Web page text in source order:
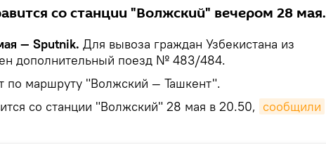
со станции "Волжский" вечером 28 мая.
— Sputnik. Для вывоза граждан Узбекистана из
дополнительный поезд № 483/484.
по маршруту "Волжский — Ташкент".
со станции "Волжский" 28 мая в 20.50, сообщили